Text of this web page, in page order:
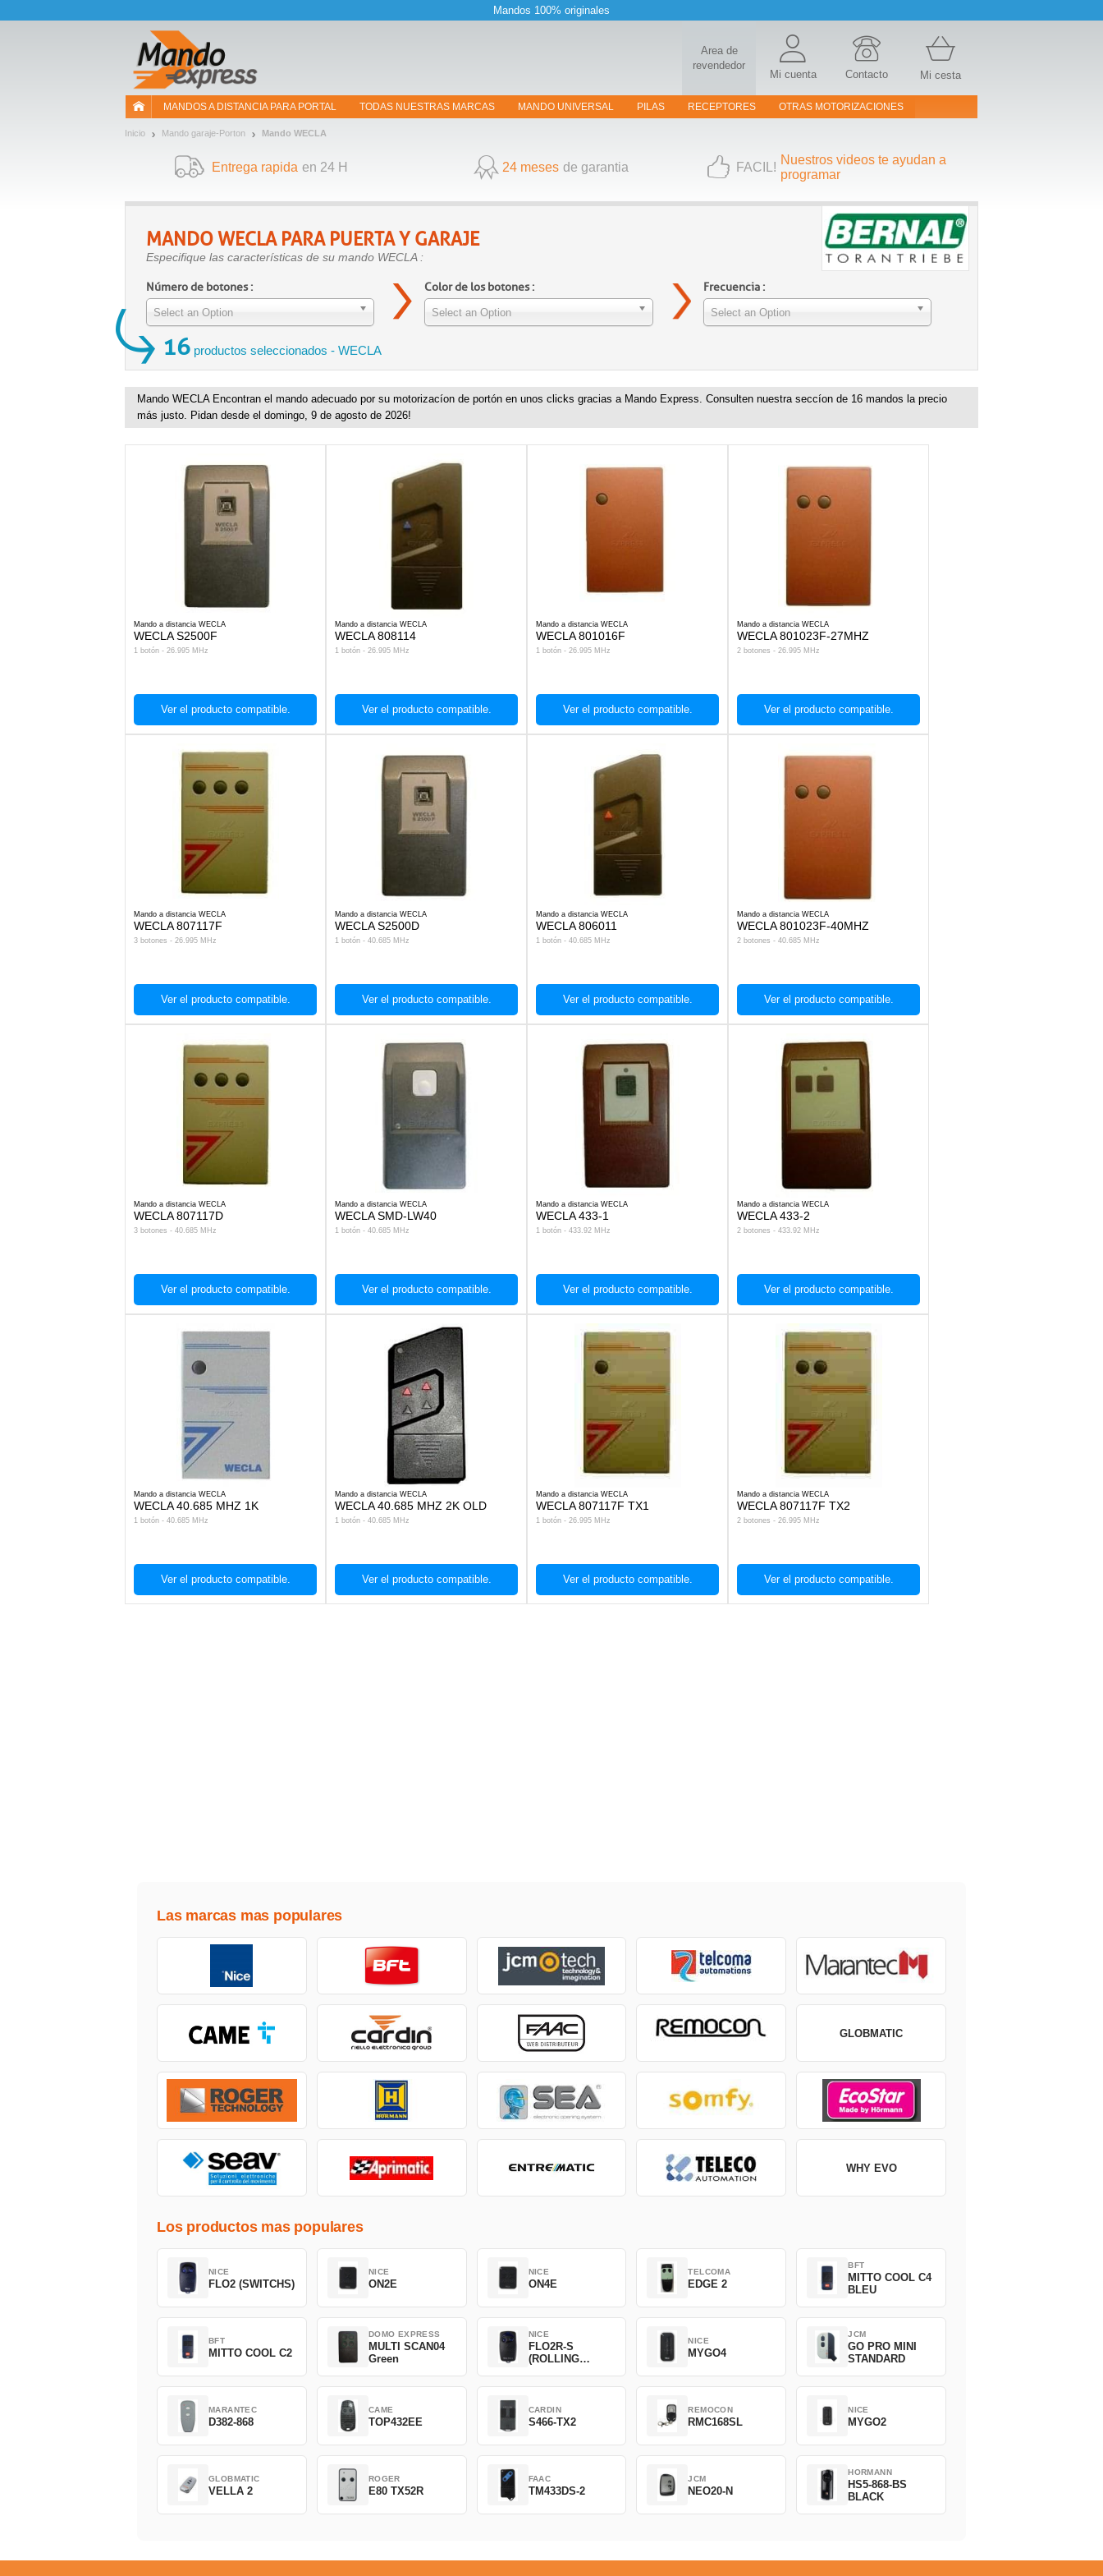
Mandos 100% originales
Area de
revendedor
Mi cuenta Contacto Mi cesta
MANDOS A DISTANCIA PARA PORTAL TODAS NUESTRAS MARCAS MANDO UNIVERSAL PILAS RECEPTORES OTRAS MOTORIZACIONES
Inicio Mando garaje-Porton Mando WECLA
Entrega rapida en 24 H 24 meses de garantia FACIL!
Nuestros videos te ayudan a
programar
MANDOWECLAPARA PUERTA Y GARAJE
Especifique las características de su mando WECLA :
Número de botones :
Select an Option
Color de los botones :
Select an Option
Frecuencia :
Select an Option
16 productos seleccionados - WECLA
Mando WECLA Encontran el mando adecuado por su motorizacíon de portón en unos clicks gracias a Mando Express. Consulten nuestra seccíon de 16 mandos la precio
más justo. Pidan desde el domingo, 9 de agosto de 2026!
Mando a distancia WECLA
WECLA S2500F
1 botón - 26.995 MHz
Ver el producto compatible.
Mando a distancia WECLA
WECLA 808114
1 botón - 26.995 MHz
Ver el producto compatible.
Mando a distancia WECLA
WECLA 801016F
1 botón - 26.995 MHz
Ver el producto compatible.
Mando a distancia WECLA
WECLA 801023F-27MHZ
2 botones - 26.995 MHz
Ver el producto compatible.
Mando a distancia WECLA
WECLA 807117F
3 botones - 26.995 MHz
Ver el producto compatible.
Mando a distancia WECLA
WECLA S2500D
1 botón - 40.685 MHz
Ver el producto compatible.
Mando a distancia WECLA
WECLA 806011
1 botón - 40.685 MHz
Ver el producto compatible.
Mando a distancia WECLA
WECLA 801023F-40MHZ
2 botones - 40.685 MHz
Ver el producto compatible.
Mando a distancia WECLA
WECLA 807117D
3 botones - 40.685 MHz
Ver el producto compatible.
Mando a distancia WECLA
WECLA SMD-LW40
1 botón - 40.685 MHz
Ver el producto compatible.
Mando a distancia WECLA
WECLA 433-1
1 botón - 433.92 MHz
Ver el producto compatible.
Mando a distancia WECLA
WECLA 433-2
2 botones - 433.92 MHz
Ver el producto compatible.
Mando a distancia WECLA
WECLA 40.685 MHZ 1K
1 botón - 40.685 MHz
Ver el producto compatible.
Mando a distancia WECLA
WECLA 40.685 MHZ 2K OLD
1 botón - 40.685 MHz
Ver el producto compatible.
Mando a distancia WECLA
WECLA 807117F TX1
1 botón - 26.995 MHz
Ver el producto compatible.
Mando a distancia WECLA
WECLA 807117F TX2
2 botones - 26.995 MHz
Ver el producto compatible.
Las marcas mas populares
GLOBMATIC
WHY EVO
Los productos mas populares
NICE
FLO2 (SWITCHS)
NICE
ON2E
NICE
ON4E
TELCOMA
EDGE 2
BFT
MITTO COOL C4
BLEU
BFT
MITTO COOL C2
DOMO EXPRESS
MULTI SCAN04
Green
NICE
FLO2R-S
(ROLLING
NICE
MYGO4
JCM
GO PRO MINI
STANDARD
MARANTEC
D382-868
CAME
TOP432EE
CARDIN
S466-TX2
REMOCON
RMC168SL
NICE
MYGO2
GLOBMATIC
VELLA 2
ROGER
E80 TX52R
FAAC
TM433DS-2
JCM
NEO20-N
HORMANN
HS5-868-BS
BLACK